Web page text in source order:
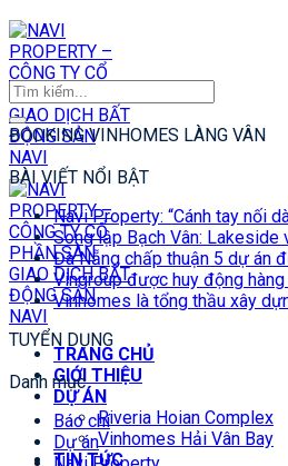
Chuyển
đến
nội
dung
TRANG CHỦ
GIỚI THIỆU
DỰ ÁN
Riveria Hoian Complex
Vinhomes Hải Vân Bay
TIN TỨC
BOOKING VINHOMES LÀNG VÂN
BÀI VIẾT NỔI BẬT
Navi Property: “Cánh tay nối
Song lập Bạch Vân: Lakeside
Đà Nẵng chấp thuận 5 dự án
Vingroup được huy động
Vinhomes là tổng thầu xây
TUYỂN DỤNG
Danh mục
Báo chí
Dự án